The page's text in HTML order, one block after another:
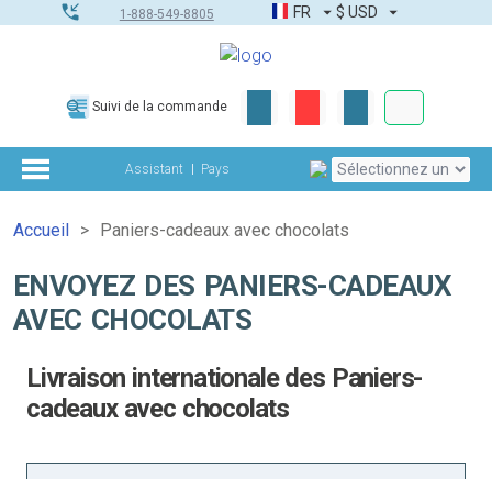
1-888-549-8805 FR $ USD
Suivi de la commande
Assistant Pays
Accueil Paniers-cadeaux avec chocolats
ENVOYEZ DES PANIERS-CADEAUX
AVEC CHOCOLATS
Livraison internationale des Paniers-
cadeaux avec chocolats